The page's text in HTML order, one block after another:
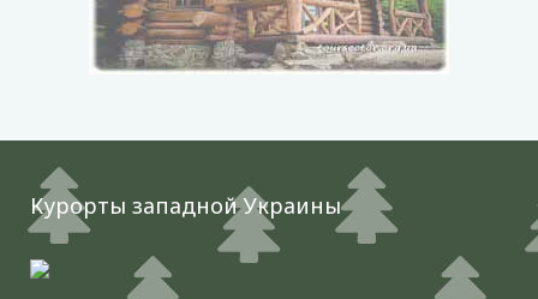
Курорты западной Украины